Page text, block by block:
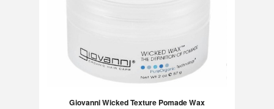
Giovanni Wicked Texture Pomade Wax